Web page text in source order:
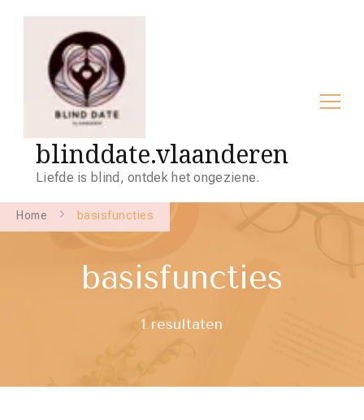
blinddate.vlaanderen
Liefde is blind, ontdek het ongeziene.
Home basisfuncties
basisfuncties
1 resultaten